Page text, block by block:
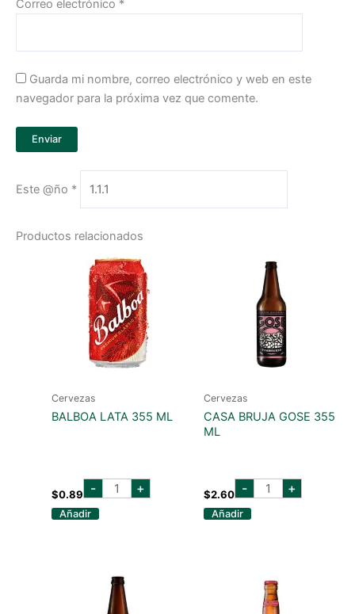
Correo electrónico *
Guarda mi nombre, correo electrónico y web en este
navegador para la próxima vez que comente.
Este @ño *
Productos relacionados
Cervezas
BALBOA LATA 355 ML
$0.89 - balboa
lata +
Añadir
Cervezas
CASA BRUJA GOSE 355
ML
$2.60 - casa
bruja +
Añadir